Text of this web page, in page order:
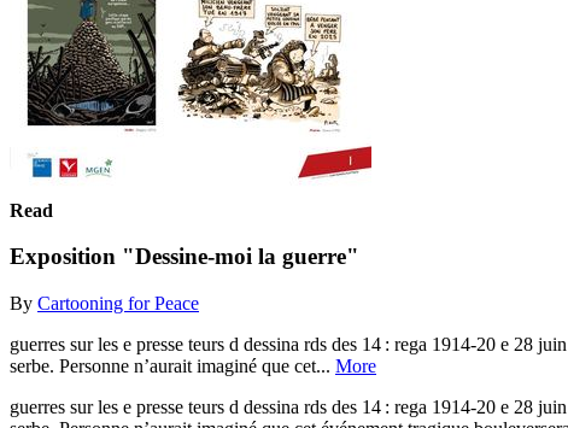
Read
Exposition "Dessine-moi la guerre"
By Cartooning for Peace
guerres sur les e presse teurs d dessina rds des 14 : rega 1914-20 e 28
serbe. Personne n’aurait imaginé que cet... More
guerres sur les e presse teurs d dessina rds des 14 : rega 1914-20 e 28